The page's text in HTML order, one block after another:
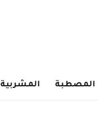
المصطبة المشربية